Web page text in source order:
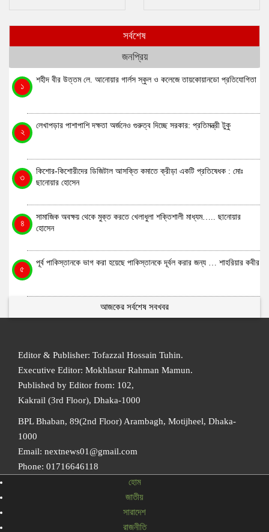
সর্বশেষ
জনপ্রিয়
১
শহীদ বীর উত্তম লে. আনোয়ার গার্লস স্কুল ও কলেজে তায়কোয়ানডো প্রতিযোগিতা
২
লেখাপড়ার পাশাপাশি দক্ষতা অর্জনেও গুরুত্ব দিচ্ছে সরকার: প্রতিমন্ত্রী টুকু
৩
কিশোর-কিশোরীদের ডিজিটাল আসক্তি কমাতে ক্রীড়া একটি প্রতিষেধক : মোঃ
ছানোয়ার হোসেন
৪
সামাজিক অবক্ষয় থেকে মুক্ত করতে খেলাধুলা শক্তিশালী মাধ্যম….. ছানোয়ার
হোসেন
৫
পূর্ব পাকিস্তানকে ভাগ করা হয়েছে পাকিস্তানকে দূর্বল করার জন্য … শাহরিয়ার কবীর
আজকের সর্বশেষ সবখবর
Editor & Publisher: Tofazzal Hossain Tuhin.
Executive Editor: Mokhlasur Rahman Mamun.
Published by Editor from: 102,
Kakrail (3rd Floor), Dhaka-1000
BPL Bhaban, 89(2nd Floor) Arambagh, Motijheel, Dhaka-
1000
Email: nextnews01@gmail.com
Phone: 01716646118
হোম
জাতীয়
সারাদেশ
রাজনীতি